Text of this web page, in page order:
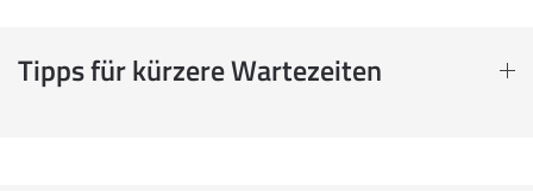
Tipps für kürzere Wartezeiten